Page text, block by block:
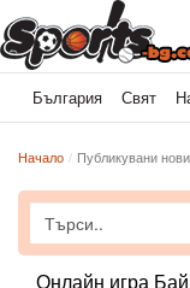
България Свят
Начало Публикувани
Онлайн игра